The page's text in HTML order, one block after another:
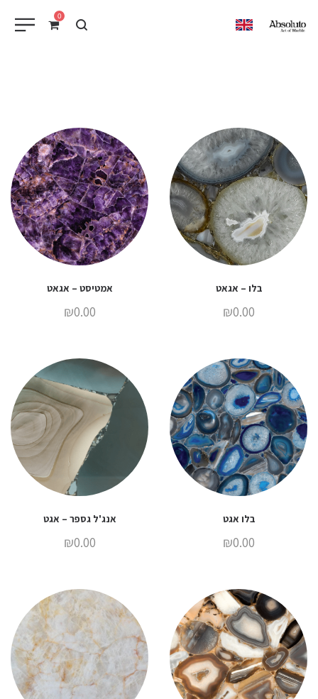
0
EN
אמטיסט – אגאט
₪0.00
בלו – אגאט
₪0.00
אנג'ל גספר – אגט
₪0.00
בלו אגט
₪0.00